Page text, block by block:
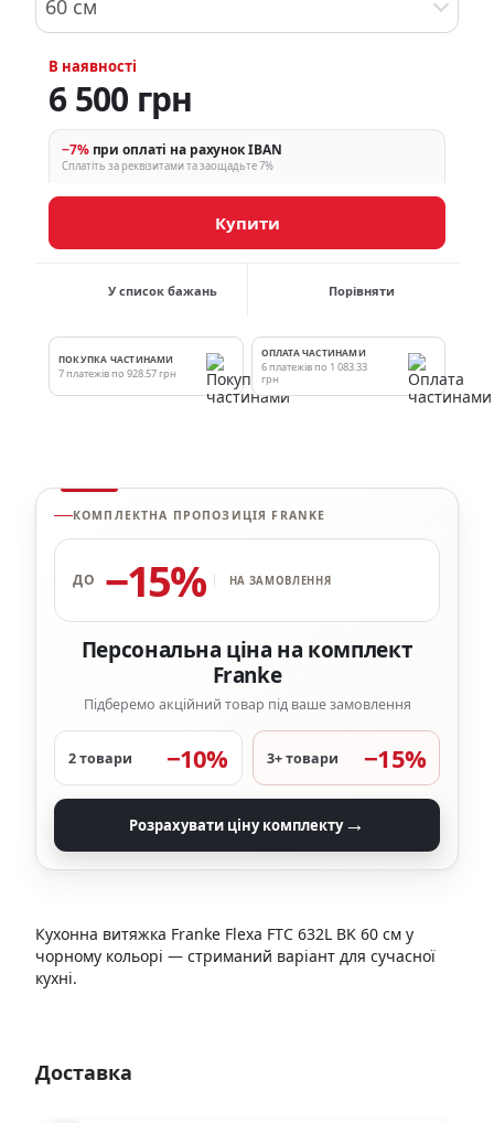
60 см
В наявності
6 500 грн
−7% при оплаті на рахунок IBAN
Сплатіть за реквізитами та заощадьте 7%
Купити
У список бажань Порівняти
ПОКУПКА ЧАСТИНАМИ
7 платежів по 928.57 грн
ОПЛАТА ЧАСТИНАМИ
6 платежів по 1 083.33
грн
КОМПЛЕКТНА ПРОПОЗИЦІЯ FRANKE
ДО −15% НА ЗАМОВЛЕННЯ
Персональна ціна на комплект
Franke
Підберемо акційний товар під ваше замовлення
2 товари −10% 3+ товари −15%
Розрахувати ціну комплекту→
Кухонна витяжка Franke Flexa FTC 632L BK 60 см у
чорному кольорі — стриманий варіант для сучасної
кухні.
Доставка